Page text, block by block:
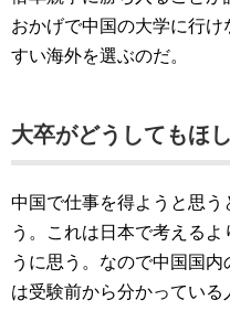
おかげで中国の大学に行
すい海外を選ぶのだ。
大卒がどうしてもほ
中国で仕事を得ようと思
う。これは日本で考える
うに思う。なので中国国
は受験前から分かってい